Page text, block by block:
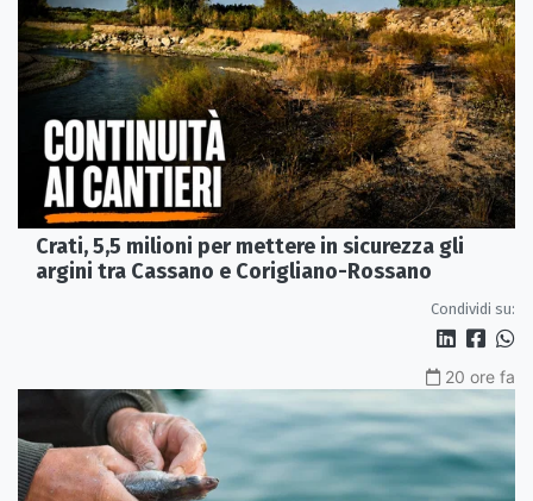
Crati, 5,5 milioni per mettere in sicurezza gli
argini tra Cassano e Corigliano-Rossano
Condividi su:
20 ore fa